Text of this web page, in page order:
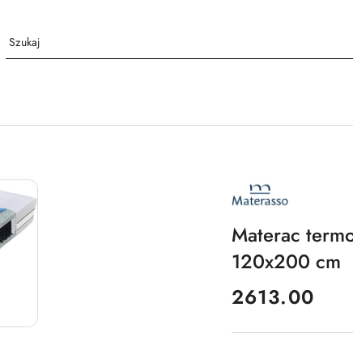
NAZWA
PRODUCENTA:
MATERASSO
Materac
120x200 cm
cena:
2613.00